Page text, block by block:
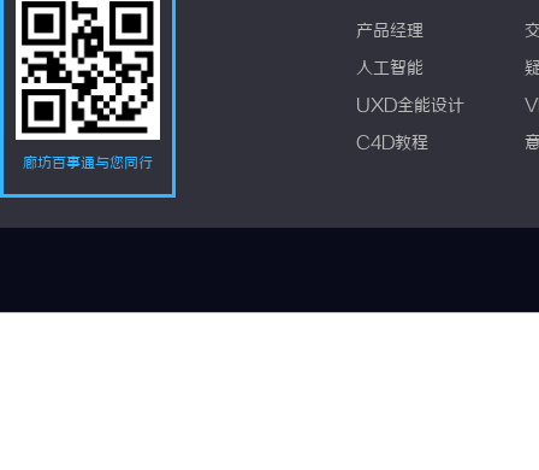
廊坊百事通与您同行
产品经理
人工智能
UXD全能设计
C4D教程